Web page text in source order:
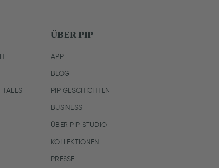
ÜBER PIP
APP
BLOG
PIP GESCHICHTEN
BUSINESS
ÜBER PIP STUDIO
KOLLEKTIONEN
PRESSE